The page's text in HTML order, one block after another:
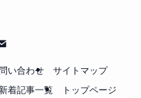
い合わせ
サイトマップ
新着記事一覧 トップページ